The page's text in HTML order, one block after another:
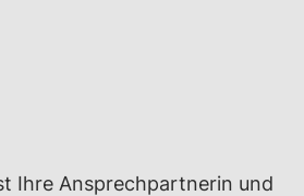
Ihre Ansprechpartnerin und